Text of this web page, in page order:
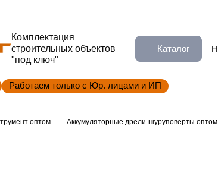
Комплектация
строительных объектов
"под ключ"
Каталог
Работаем только с Юр. лицами и ИП
оптом Аккумуляторные дрели-шуруповерты оптом